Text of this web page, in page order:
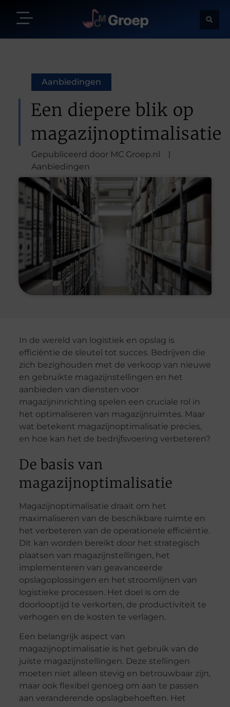
Aanbiedingen
Een diepere blik op
magazijnoptimalisatie
Gepubliceerd door MC Groep.nl
Aanbiedingen
In de wereld van logistiek en opslag is
efficiëntie de sleutel tot succes. Bedrijven die
zich bezighouden met de verkoop van nieuwe
en gebruikte magazijnstellingen en het
aanbieden van diensten voor
magazijninrichting spelen een cruciale rol in
het optimaliseren van magazijnruimtes. Maar
wat betekent magazijnoptimalisatie precies,
en hoe kan het de bedrijfsvoering verbeteren?
De basis van
magazijnoptimalisatie
Magazijnoptimalisatie draait om het
maximaliseren van de beschikbare ruimte en
het verbeteren van de operationele efficiëntie.
Dit kan worden bereikt door het strategisch
plaatsen van magazijnstellingen, het
implementeren van geavanceerde
opslagoplossingen en het stroomlijnen van
logistieke processen. Het doel is om de
doorlooptijd te verkorten, de productiviteit te
verhogen en de kosten te verlagen.
Een belangrijk aspect van
magazijnoptimalisatie is het gebruik van de
juiste magazijnstellingen. Deze stellingen
moeten niet alleen stevig en betrouwbaar zijn,
maar ook flexibel genoeg om aan te passen
aan veranderende opslagbehoeften. Het